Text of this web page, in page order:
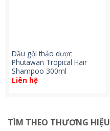
Dầu gội thảo dược
Phutawan Tropical Hair
Shampoo 300ml
Liên hệ
TÌM THEO THƯƠNG HIỆU